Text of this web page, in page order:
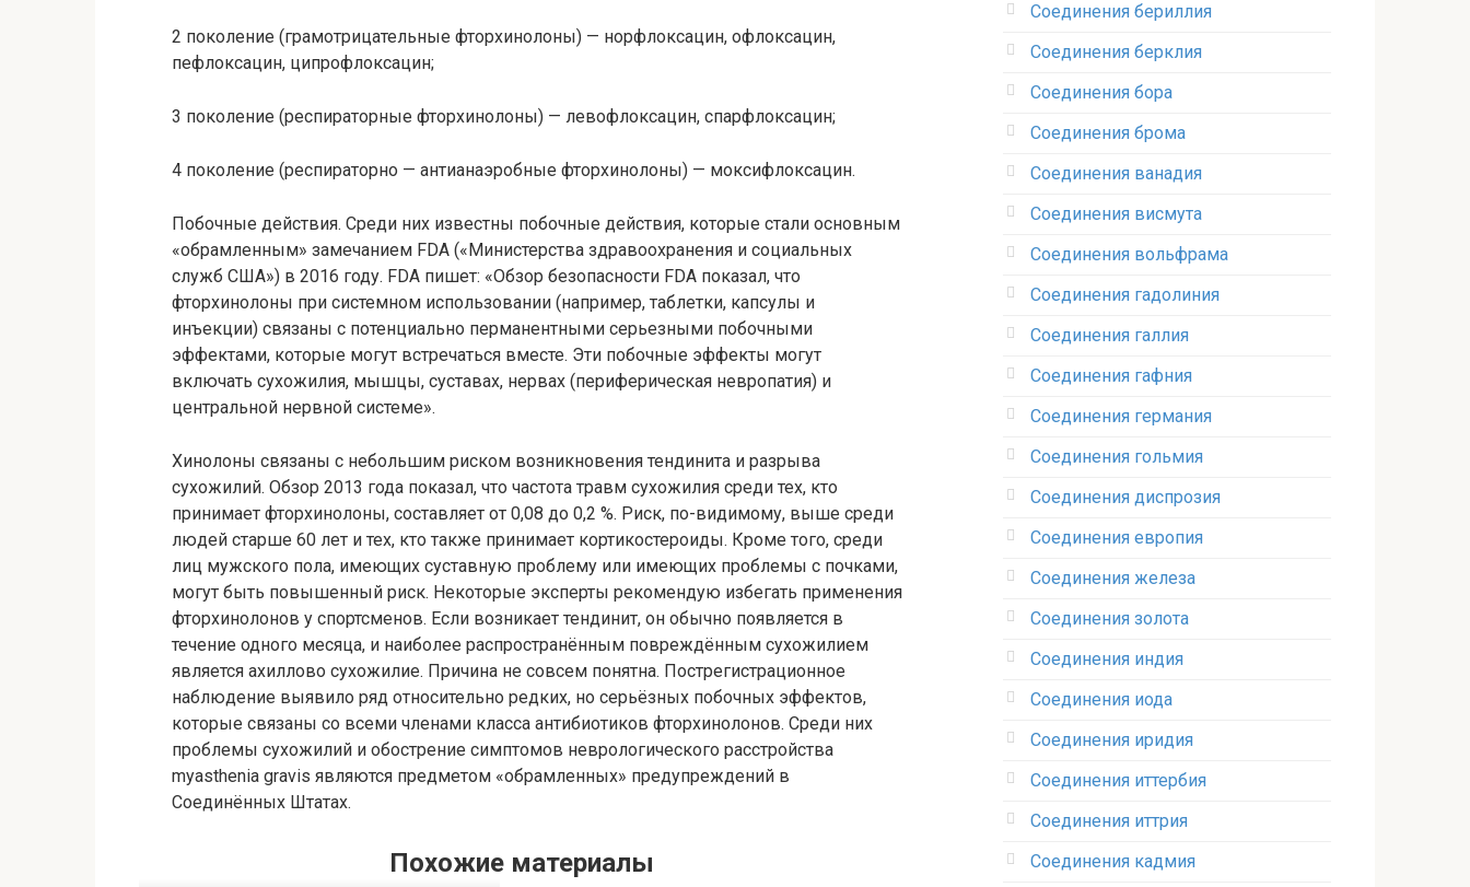
2 поколение (грамотрицательные фторхинолоны) — норфлоксацин, офлоксацин,
пефлоксацин, ципрофлоксацин;
3 поколение (респираторные фторхинолоны) — левофлоксацин, спарфлоксацин;
4 поколение (респираторно — антианаэробные фторхинолоны) — моксифлоксацин.
Побочные действия. Среди них известны побочные действия, которые стали основным
«обрамленным» замечанием FDA («Министерства здравоохранения и социальных
служб США») в 2016 году. FDA пишет: «Обзор безопасности FDA показал, что
фторхинолоны при системном использовании (например, таблетки, капсулы и
инъекции) связаны с потенциально перманентными серьезными побочными
эффектами, которые могут встречаться вместе. Эти побочные эффекты могут
включать сухожилия, мышцы, суставах, нервах (периферическая невропатия) и
центральной нервной системе».
Хинолоны связаны с небольшим риском возникновения тендинита и разрыва
сухожилий. Обзор 2013 года показал, что частота травм сухожилия среди тех, кто
принимает фторхинолоны, составляет от 0,08 до 0,2 %. Риск, по-видимому, выше среди
людей старше 60 лет и тех, кто также принимает кортикостероиды. Кроме того, среди
лиц мужского пола, имеющих суставную проблему или имеющих проблемы с почками,
могут быть повышенный риск. Некоторые эксперты рекомендую избегать применения
фторхинолонов у спортсменов. Если возникает тендинит, он обычно появляется в
течение одного месяца, и наиболее распространённым повреждённым сухожилием
является ахиллово сухожилие. Причина не совсем понятна. Пострегистрационное
наблюдение выявило ряд относительно редких, но серьёзных побочных эффектов,
которые связаны со всеми членами класса антибиотиков фторхинолонов. Среди них
проблемы сухожилий и обострение симптомов неврологического расстройства
myasthenia gravis являются предметом «обрамленных» предупреждений в
Соединённых Штатах.
Похожие материалы
Соединения бериллия‎
Соединения берклия
Соединения бора‎
Соединения брома‎
Соединения ванадия‎
Соединения висмута
Соединения вольфрама‎
Соединения гадолиния‎
Соединения галлия‎
Соединения гафния‎
Соединения германия‎
Соединения гольмия‎
Соединения диспрозия‎ ‎
Соединения европия‎
Соединения железа‎
Соединения золота‎
Соединения индия
Соединения иода‎
Соединения иридия
Соединения иттербия‎
Соединения иттрия‎
Соединения кадмия